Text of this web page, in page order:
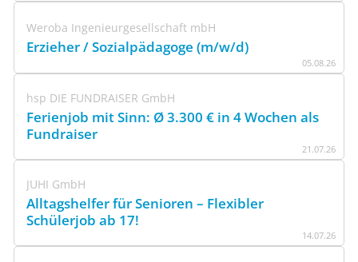
Weroba Ingenieurgesellschaft mbH
Erzieher / Sozialpädagoge (m/w/d)
05.08.26
hsp DIE FUNDRAISER GmbH
Ferienjob mit Sinn: Ø 3.300 € in 4 Wochen als
Fundraiser
21 .07.26
JUHI GmbH
Alltagshelfer für Senioren – Flexibler
Schülerjob ab 17!
14.07.26